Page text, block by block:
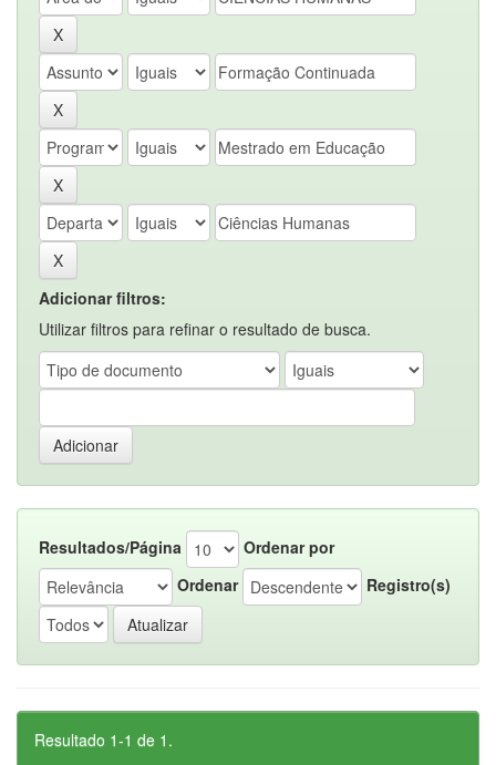
Adicionar filtros:
Utilizar filtros para refinar o resultado de busca.
Resultados/Página
Ordenar por
Ordenar
Registro(s)
Resultado 1-1 de 1.